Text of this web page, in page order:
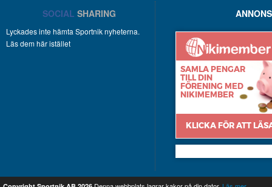
SOCIAL SHARING
Lyckades inte hämta Sportnik nyheterna.
Läs dem här istället